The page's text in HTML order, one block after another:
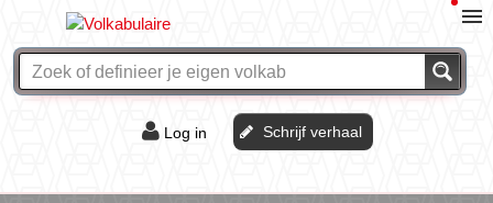
Log in Schrijf verhaal